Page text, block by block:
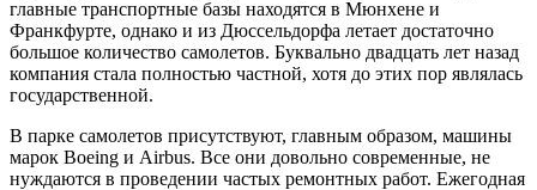
главные транспортные базы находятся в Мюнхене и
Франкфурте, однако и из Дюссельдорфа летает достаточно
большое количество самолетов. Буквально двадцать лет назад
компания стала полностью частной, хотя до этих пор являлась
государственной.
В парке самолетов присутствуют, главным образом, машины
марок Boeing и Airbus. Все они довольно современные, не
нуждаются в проведении частых ремонтных работ. Ежегодная